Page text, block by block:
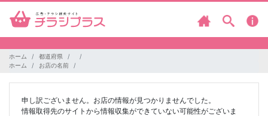
ホーム
都道府県
ホーム
お店の名前
申し訳ございません。お店の情報が見つかりませんでした。
情報取得先のサイトから情報収集ができていない可能性がございま